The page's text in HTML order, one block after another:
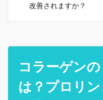
改善されますか？
コラーゲン
は？プロリ